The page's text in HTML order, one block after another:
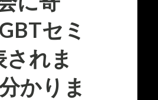
セミ
れま
かりま